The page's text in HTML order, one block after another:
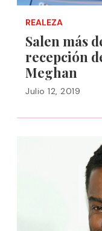
REALEZA
Salen más
recepción
Meghan
Julio 12, 2019